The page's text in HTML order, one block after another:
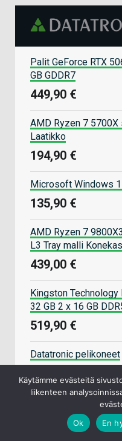
Palit GeForce RTX
GB GDDR7
449,90 €
AMD Ryzen 7 5700X
Laatikko
194,90 €
Microsoft Windows
135,90 €
AMD Ryzen 7
L3 Tray malli
439,00 €
Kingston
32 GB 2 x 16 GB
519,90 €
Datatronic pelikoneet
Komponenteille
Käytämme evästeitä
liikenteen
Ok
En